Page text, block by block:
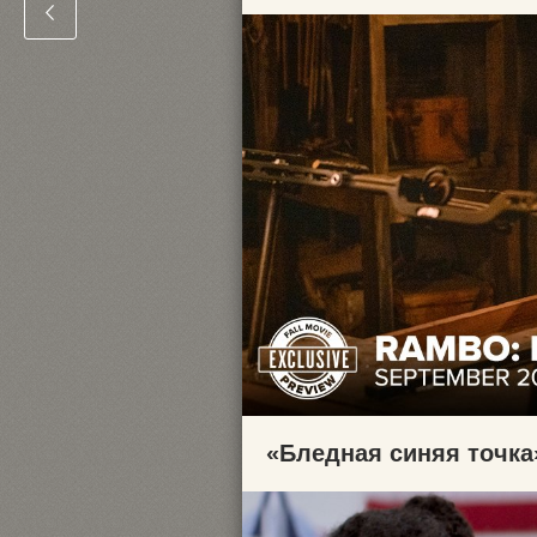
«Бледная синяя